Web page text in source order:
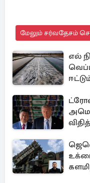
மேலும் சர்வதேசம்
எல்